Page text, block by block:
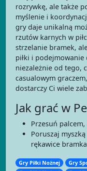
rozrywkę, ale także
myślenie i
gry daje unikalną
rzutów karnych w
strzelanie bramek,
piłki i podejmowanie
niezależnie od tego,
casualowym
dostarczy Ci wiele
Jak grać w
Przesuń
Poruszaj
rękawice
Gry Piłki Nożnej Gry